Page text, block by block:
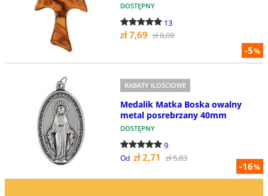
-5%
DOSTĘPNY
13
zł 7,69 zł 8,09
-16%
RABATY ILOŚCIOWE
Medalik Matka Boska owalny
metal posrebrzany 40mm
DOSTĘPNY
9
Od zł 2,71 zł 5,83